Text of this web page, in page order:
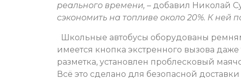
реального времени, – добавил Николай
сэкономить на топливе около 20%. К ней
Школьные автобусы оборудованы
имеется кнопка экстренного вызова
разметка, установлен проблесковый
Всё это сделано для безопасной